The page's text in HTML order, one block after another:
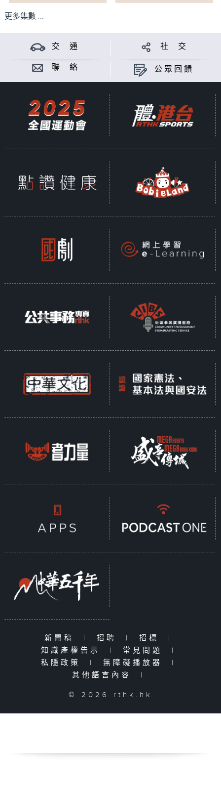
更多集數 ...
交 通 社 交
聯 絡 公眾回饋
新聞稿 | 招聘 | 招標
|
知識產權告示
| 常見問題
|
私隱政策
| 無障礙播放器
|
其他語言內容
|
© 2026 rthk.hk